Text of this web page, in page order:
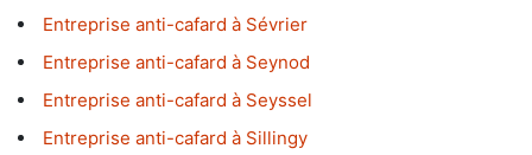
Entreprise anti-cafard à Sévrier
Entreprise anti-cafard à Seynod
Entreprise anti-cafard à Seyssel
Entreprise anti-cafard à Sillingy